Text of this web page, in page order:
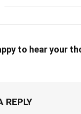
to hear your
REPLY